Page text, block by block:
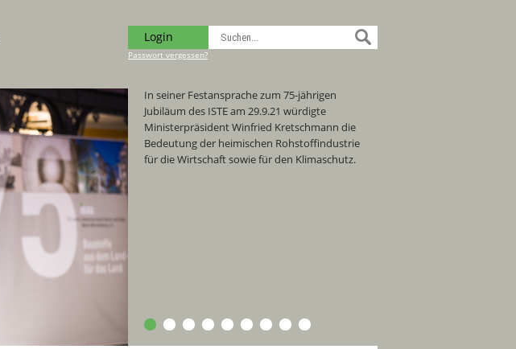
Login
Passwort vergessen?
In seiner Festansprache zum 75-jährigen
Jubiläum des ISTE am 29.9.21 würdigte
Ministerpräsident Winfried Kretschmann die
Bedeutung der heimischen Rohstoffindustrie
für die Wirtschaft sowie für den Klimaschutz.